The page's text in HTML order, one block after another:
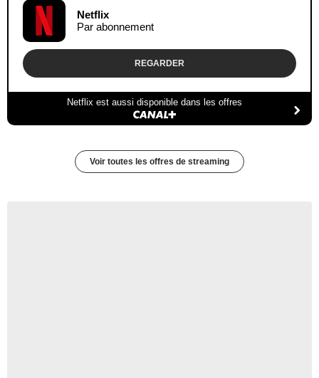
Netflix
Par abonnement
REGARDER
Netflix est aussi disponible dans les offres
Voir toutes les offres de streaming